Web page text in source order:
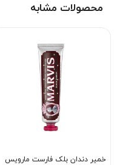
محصولات مشابه
خمیر دندان بلک فارست مارویس